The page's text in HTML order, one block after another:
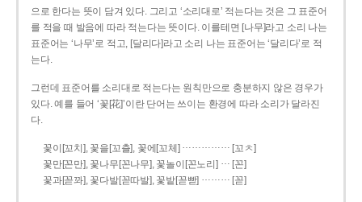
으로 한다는 뜻이 담겨 있다. 그리고 ‘소리대로’ 적는다는 것은 그 표준어
를 적을 때 발음에 따라 적는다는 뜻이다. 이를테면 [나무]라고 소리 나는
표준어는 ‘나무’로 적고, [달리다]라고 소리 나는 표준어는 ‘달리다’로 적
는다.
그런데 표준어를 소리대로 적는다는 원칙만으로 충분하지 않은 경우가
있다. 예를 들어 ‘꽃[花]’이란 단어는 쓰이는 환경에 따라 소리가 달라진
다.
꽃이[꼬치], 꽃을[꼬츨], 꽃에[꼬체] …………… [꼬ㅊ]
꽃만[꼰만], 꽃나무[꼰나무], 꽃놀이[꼰노리] … [꼰]
꽃과[꼳꽈], 꽃다발[꼳따발], 꽃밭[꼳빧] ……… [꼳]